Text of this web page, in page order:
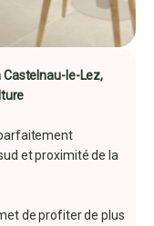
Castelnau-le-Lez,
et proximité de la
de profiter de plus